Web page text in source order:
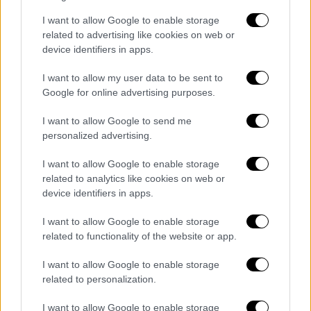
I want to allow Google to enable storage
related to advertising like cookies on web or
device identifiers in apps.
I want to allow my user data to be sent to
Google for online advertising purposes.
I want to allow Google to send me
personalized advertising.
I want to allow Google to enable storage
related to analytics like cookies on web or
device identifiers in apps.
I want to allow Google to enable storage
related to functionality of the website or app.
I want to allow Google to enable storage
related to personalization.
I want to allow Google to enable storage
Από την πλευρά του στέλεχος του
νοσοκομείου της Τασκένδης δήλωσε ότι
των οποίων ένας σε σοβαρή κατάσταση».
Big explosion occurred at a customs
warehouse in the capital of
According to preliminary information,
electric vehicles and lithium batteries
were stored in the warehouse.
pic.twitter.com/BuzeSwfTZ8
— The Poll Lady (@ThePollLady)
September 28, 2023